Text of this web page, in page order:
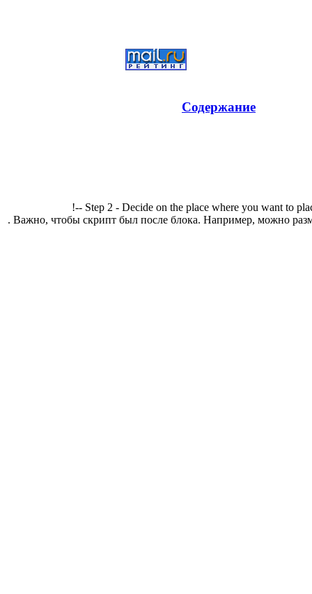
Содержание
!-- Step 2 - Decide on the place where you want to
. Важно, чтобы скрипт был после блока. Например, можно